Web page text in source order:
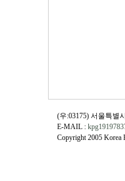
(우:03175) 서울특별
E-MAIL :
Copyright 2005 Korea